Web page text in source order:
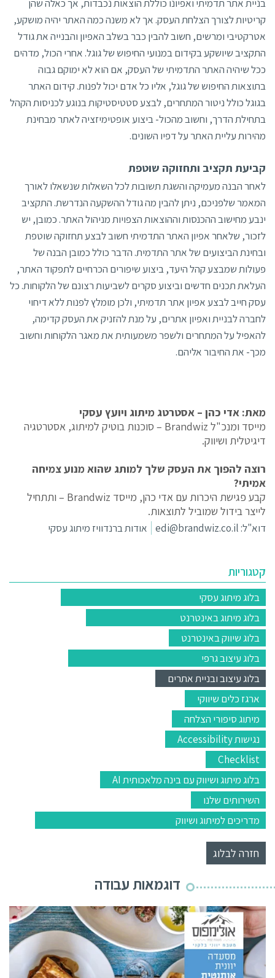
קטגוריות
בלוג מיתוג עסקי
בלוג מיתוג באינטרנט
בלוג שיווק באינטרנט
בלוג עיצוב גרפי
בלוג עיצוב ובניית אתרים
ארגז כלים שיווקי
מיתוג סיפורי הצלחה
נגישות Accessibility
Checklist
בלוג מיתוג ושיווק עם בינה מלאכותית AI
השירותים שלנו
מדריכים למיתוג ושיווק
חזרה לבלוג
בניית אתר תדמיתי ואפיונו כוללת הוצאות נכבדות, אך כאלה שהן
קריטיות לצורך הצלחת העסק. אך לא משנה כמה האתר יהיה מושקע,
אטרקטיבי ומרשים, חשוב להבין כבר בשלב האפיון והבנייה את גודל
התקציב שיושקע בקידום במנועי החיפוש של גוגל. אחרי הכול, מדהים
ככל שיהיה האתר התדמיתי של העסק, אם הוא לא ימוקם גבוה
בתוצאות החיפוש של גוגל, אליו כל אדם יכול לפנות. קידום האתר
בגוגל כולל ניטור המתחרים, לבצע סטטיסטיקות בנוגע לכניסות הקהל
בתחילת הדרך, וחשוב מהכול- ביצוע אופטימיזציה לאתר מבחינת
מהירות עליית האתר על דפיו השונים.
קביעת תקציב ותחזוקה שוטפת
לאחר הבנה מעמיקה והשגת תשובות לכל השאלות שנשאלו לאורך
המאמר שלפניכם, ניתן להבין מה גודל ההשקעה הנדרשת. התקציב
ינבע מחישוב ההכנסות וההוצאות הצפויות מניהול האתר. כמובן, יש
לזכור, שלאחר אפיון האתר התדמיתי חשוב לבצע תחזוקה שוטפת
ובחינת הביצועים של אתר התדמית. הדבר כולל כמובן הבנה של
פעולות שמבצע קהל היעד, ביצוע שיפורים הכרחיים לתפקוד האתר,
העלאת תכנים חדשים וביצוע סקרים לשביעות רצונם של הלקוחות. כל
עסק חייב לבצע אפיון אתר תדמיתי, ולכן מומלץ לפנות ללא דיחוי
לחברה לבניית ואפיון אתרים, על מנת להזניק את העסק קדימה,
להאפיל על המתחרים ולשפר משמעותית את מאגר הלקוחות וחשוב
מכך- את החיבור אליהם.
מאת: אדי כהן – אסטרטג מיתוג ויועץ עסקי
מייסד ומנכ"ל Brandwiz – סוכנות בוטיק למיתוג, אסטרטגיה
דיגיטלית ושיווק.
רוצה להפוך את העסק שלך למותג שהוא מנוע צמיחה
אמיתי?
קבע פגישת היכרות עם אדי כהן, מייסד Brandwiz – ותתחיל
לייצר בידול שמוביל לתוצאות.
דוא"ל: edi@brandwiz.co.il אודות ברנדוויז מיתוג עסקי
דוגמאות עבודה